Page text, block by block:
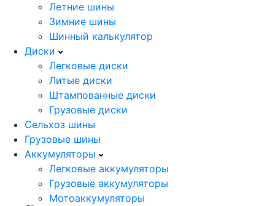
Летние шины
Зимние шины
Шинный калькулятор
Диски
Легковые диски
Литые диски
Штампованные диски
Грузовые диски
Сельхоз шины
Грузовые шины
Аккумуляторы
Легковые аккумуляторы
Грузовые аккумуляторы
Мотоаккумуляторы